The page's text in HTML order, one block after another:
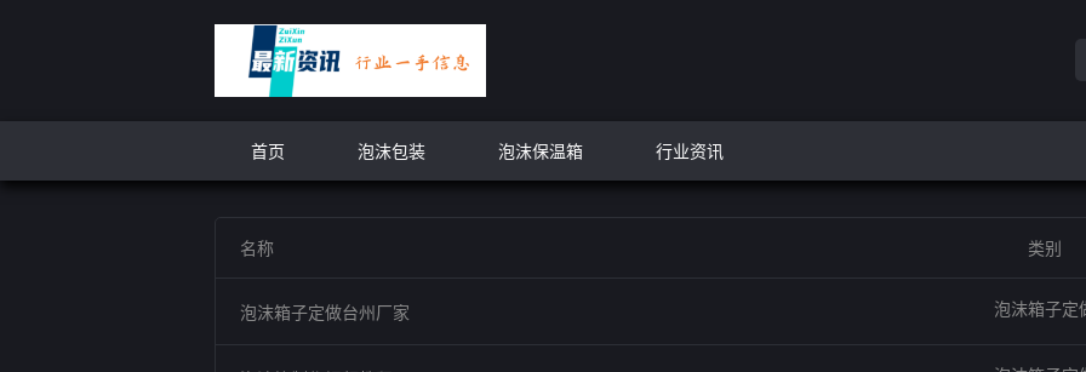
首页 泡沫包装 泡沫保温箱 行业资讯
名称 类别
泡沫箱子定做台州厂家 泡沫箱子定